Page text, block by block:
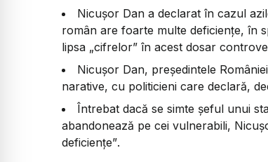
Nicușor Dan a declarat în cazul
român are foarte multe deficiențe, în
lipsa „cifrelor” în acest dosar
Nicușor Dan, președintele
narative, cu politicieni care declară,
Întrebat dacă se simte șeful unui
abandonează pe cei vulnerabili,
deficiențe”.